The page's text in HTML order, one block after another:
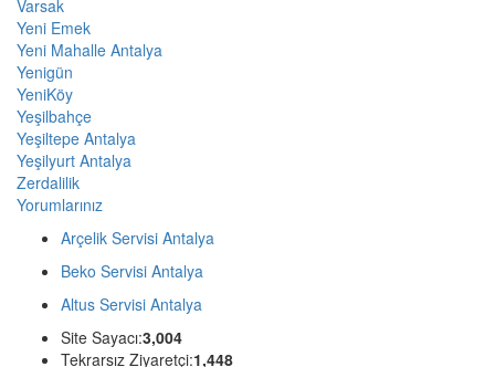
Varsak
Yeni Emek
Yeni Mahalle Antalya
Yenigün
YeniKöy
Yeşilbahçe
Yeşiltepe Antalya
Yeşilyurt Antalya
Zerdalilik
Yorumlarınız
Arçelik Servisi Antalya
Beko Servisi Antalya
Altus Servisi Antalya
Site Sayacı:3,004
Tekrarsız Ziyaretçi:1,448